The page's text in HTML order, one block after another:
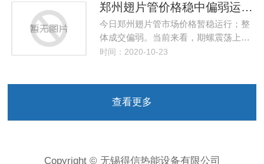
郑州翅片管价格稳中偏弱运行厂家心态较为乐观
今日郑州翅片管市场价格暂稳运行；整
体成交偏弱。当前来看，期螺震荡上…
时间：2020-10-23
查看更多
Copyright © 无锡得信热能设备有限公司